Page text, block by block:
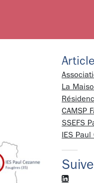
La
CAMSP
SSEFS
IES